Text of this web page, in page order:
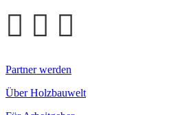
Partner werden
Über Holzbauwelt